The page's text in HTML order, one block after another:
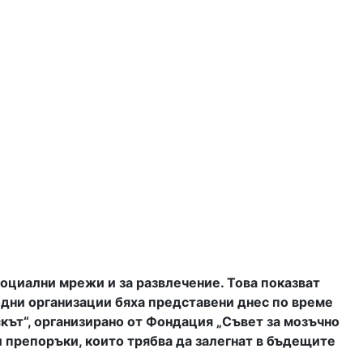
мрежи и за развлечение. Това показват
организации бяха представени днес по време
организирано от Фондация „Съвет за мозъчно
препоръки, които трябва да залегнат в бъдещите